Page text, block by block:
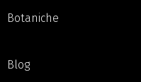
Botaniche
Blog